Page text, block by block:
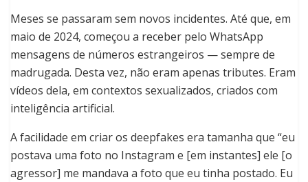
Meses se passaram sem novos incidentes. Até que, em
maio de 2024, começou a receber pelo WhatsApp
mensagens de números estrangeiros — sempre de
madrugada. Desta vez, não eram apenas tributes. Eram
vídeos dela, em contextos sexualizados, criados com
inteligência artificial.
A facilidade em criar os deepfakes era tamanha que “eu
postava uma foto no Instagram e [em instantes] ele [o
agressor] me mandava a foto que eu tinha postado. Eu